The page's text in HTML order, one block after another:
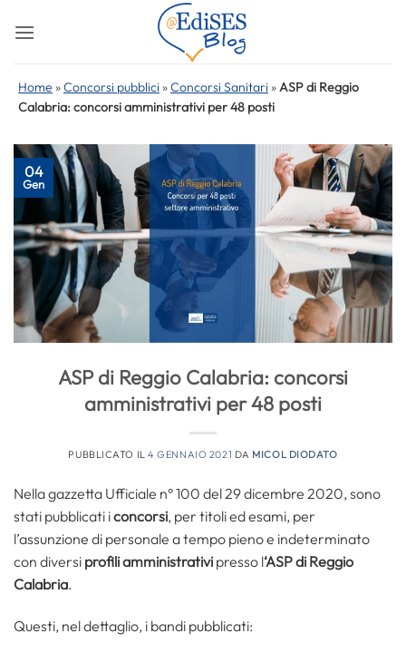
Home »Concorsi pubblici »Concorsi Sanitari »ASP di Reggio
Calabria: concorsi amministrativi per 48 posti
04
Gen
ASP di Reggio Calabria: concorsi
amministrativi per 48 posti
PUBBLICATO IL4 GENNAIO 2021 DA MICOL DIODATO
Nella gazzetta Ufficiale n° 100 del 29 dicembre 2020, sono
stati pubblicati iconcorsi, per titoli ed esami, per
l’assunzione di personale a tempo pieno e indeterminato
con diversi profili amministrativi presso l‘ASP di Reggio
Calabria.
Questi, nel dettaglio, i bandi pubblicati: